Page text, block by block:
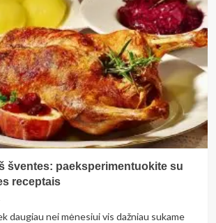
šventes: paeksperimentuokite su
receptais
daugiau nei mėnesiui vis dažniau sukame